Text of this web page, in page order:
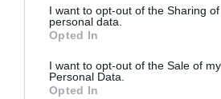
I want to opt-out of the Sharing
personal data.
Opted In
I want to opt-out of the Sale of my
Personal Data.
Opted In
Ακολουθήστε το
ενημέρωση!